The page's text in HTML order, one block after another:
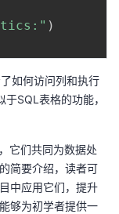
)
如何访问列和执行
SQL表格的功能，
它们共同为数据处
简要介绍，读者可
中应用它们，提升
够为初学者提供一